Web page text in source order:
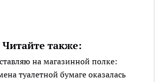
Читайте также:
на магазинной полке:
туалетной бумаге оказалась